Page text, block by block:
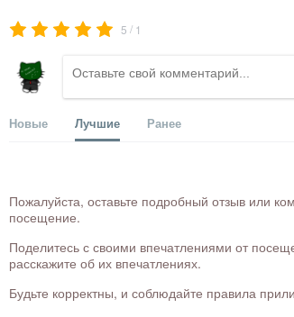
5 / 1
Новые Лучшие Ранее
Пожалуйста, оставьте подробный отзыв или
посещение.
Поделитесь с своими впечатлениями от
расскажите об их впечатлениях.
Будьте корректны, и соблюдайте правила